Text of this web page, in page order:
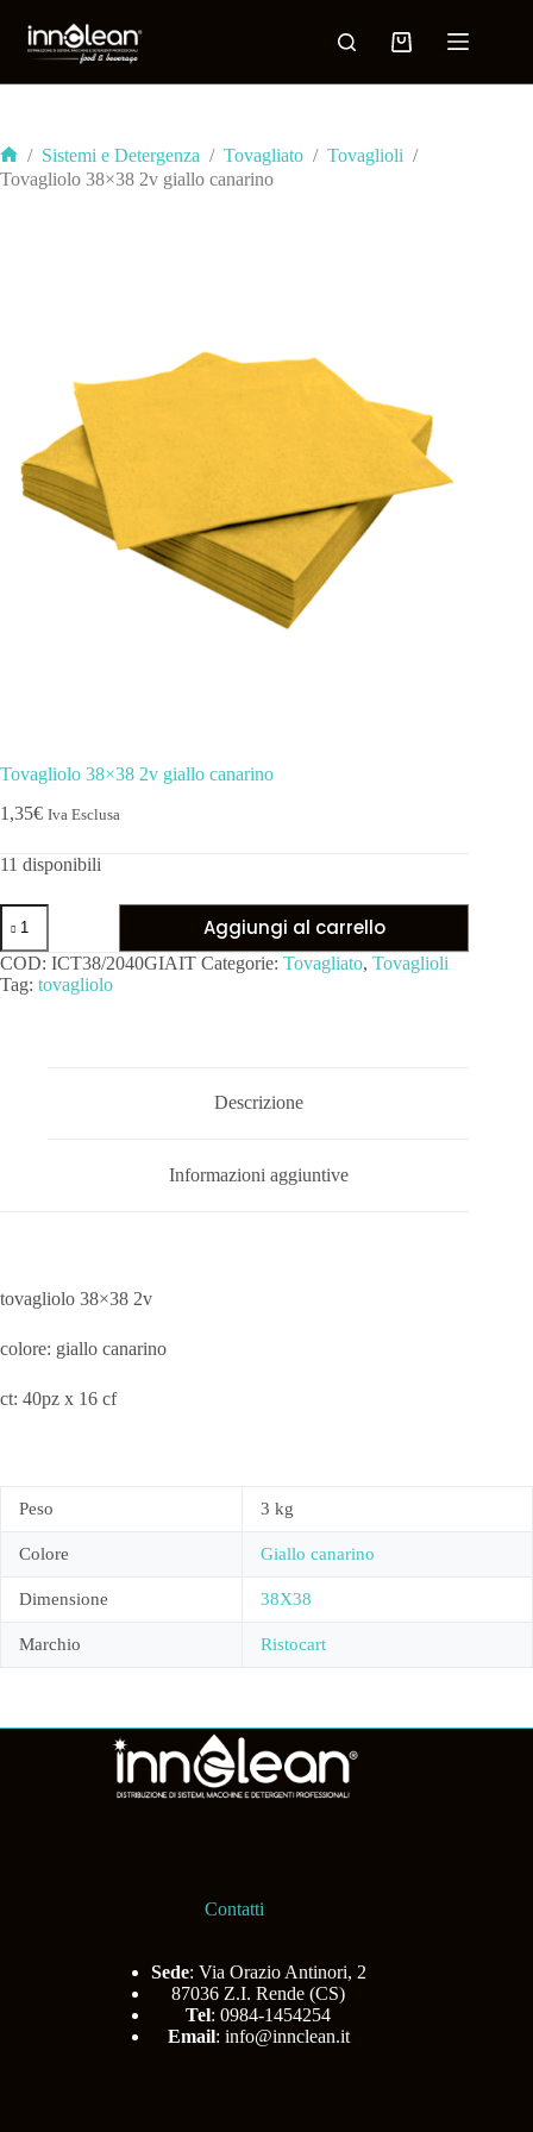
/ Sistemi e Detergenza / Tovagliato / Tovaglioli /
Tovagliolo 38×38 2v giallo canarino
Tovagliolo 38×38 2v giallo canarino
1,35€ Iva Esclusa
11 disponibili
Aggiungi al carrello
COD: ICT38/2040GIAIT Categorie: Tovagliato, Tovaglioli
Tag: tovagliolo
Descrizione
Informazioni aggiuntive
tovagliolo 38×38 2v
colore: giallo canarino
ct: 40pz x 16 cf
Peso 3 kg
Colore Giallo canarino
Dimensione 38X38
Marchio Ristocart
Contatti
Sede: Via Orazio Antinori, 2
87036 Z.I. Rende (CS)
Tel: 0984-1454254
Email: info@innclean.it